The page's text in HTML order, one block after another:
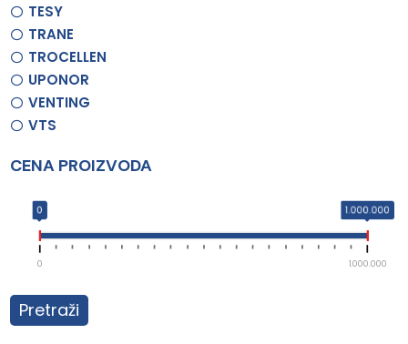
TESY
TRANE
TROCELLEN
UPONOR
VENTING
VTS
CENA PROIZVODA
0 1.000.000
0 1.000.000
Pretraži